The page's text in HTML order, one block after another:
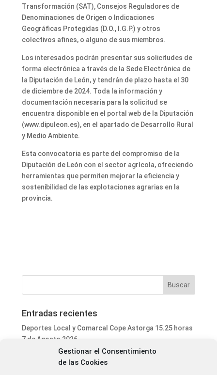
Gestionar el Consentimiento
de las Cookies
Transformación (SAT), Consejos Reguladores de
Denominaciones de Origen o Indicaciones
Geográficas Protegidas (D.O., I.G.P.) y otros
colectivos afines, o alguno de sus miembros.
Los interesados podrán presentar sus solicitudes de
forma electrónica a través de la Sede Electrónica de
la Diputación de León, y tendrán de plazo hasta el 30
de diciembre de 2024. Toda la información y
documentación necesaria para la solicitud se
encuentra disponible en el portal web de la Diputación
(www.dipuleon.es), en el apartado de Desarrollo Rural
y Medio Ambiente.
Esta convocatoria es parte del compromiso de la
Diputación de León con el sector agrícola, ofreciendo
herramientas que permiten mejorar la eficiencia y
sostenibilidad de las explotaciones agrarias en la
provincia.
Entradas recientes
Deportes Local y Comarcal Cope Astorga 15.25 horas
7 de Agosto 2026
Informativo Mediodía Cope Astorga 14.20 horas 7 de
Agosto 2026